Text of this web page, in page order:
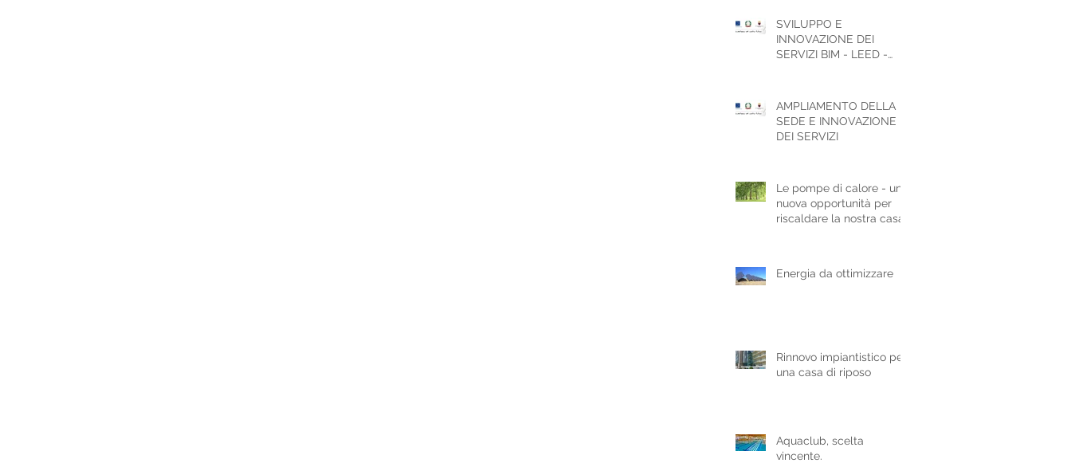
SVILUPPO E
INNOVAZIONE DEI
SERVIZI BIM - LEED -
AMPLIAMENTO DELLA
SEDE E INNOVAZIONE
DEI SERVIZI
Le pompe di calore - una
nuova opportunità per
riscaldare la nostra casa
Energia da ottimizzare
Rinnovo impiantistico per
una casa di riposo
Aquaclub, scelta
vincente.